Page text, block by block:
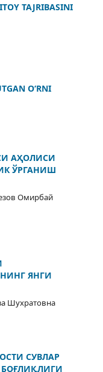
TAJRIBASINI
O‘RNI
АҲОЛИСИ
ЎРГАНИШ
Омирбай
ЯНГИ
Шухратовна
СУВЛАР